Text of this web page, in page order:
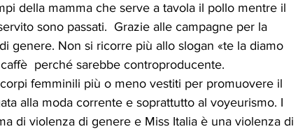
della mamma che serve a tavola il pollo mentre il
sono passati.  Grazie alle campagne per la
genere. Non si ricorre più allo slogan «te la diamo
perché sarebbe controproducente.
femminili più o meno vestiti per promuovere il
alla moda corrente e soprattutto al voyeurismo. I
di violenza di genere e Miss Italia è una violenza di